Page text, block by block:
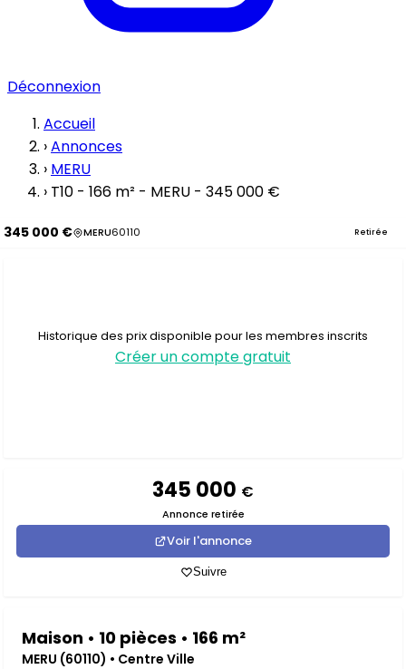
Déconnexion
Accueil
›Annonces
› MERU
› T10 - 166 m² - MERU - 345 000 €
345 000 € MERU60110 Retirée
Historique des prix disponible pour les membres inscrits
Créer un compte gratuit
345 000 €
Annonce retirée
Voir l'annonce
Suivre
Maison • 10 pièces • 166 m²
MERU (60110) • Centre Ville